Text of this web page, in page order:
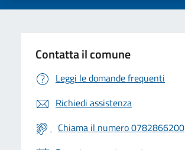
Contatta il comune
Leggi le domande frequenti
Richiedi assistenza
Chiama il numero 0782866200